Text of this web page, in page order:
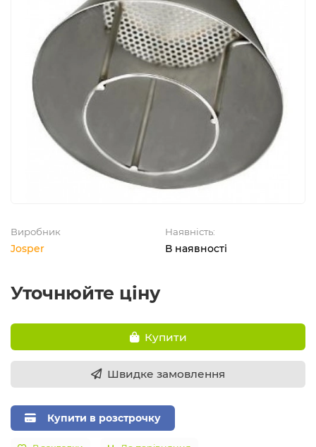
Виробник
Josper
Наявність:
В наявності
Уточнюйте ціну
Купити
Швидке замовлення
Купити в розстрочку